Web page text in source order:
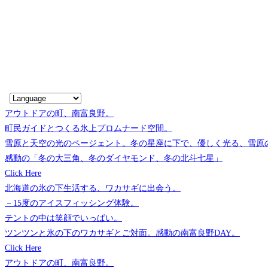
アウトドアの町、南富良野。
町民ガイドとつくる氷上プロムナード空間。
雪原と天空の光のページェント。冬の星座に下で、優しく光る、雪原
感動の「冬の大三角、冬のダイヤモンド、冬の北斗七星」
Click Here
北海道の氷の下生活する、ワカサギに出会う。
－15度のアイスフィッシング体験。
テントの中は笑顔でいっぱい。
ツンツンと氷の下のワカサギとご対面。感動の南富良野DAY。
Click Here
アウトドアの町、南富良野。